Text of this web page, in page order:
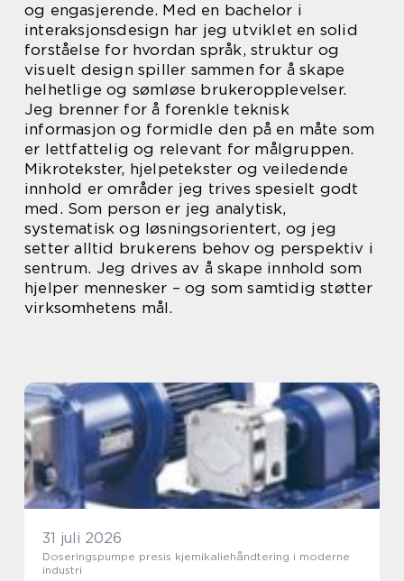
og engasjerende. Med en bachelor i
interaksjonsdesign har jeg utviklet en solid
forståelse for hvordan språk, struktur og
visuelt design spiller sammen for å skape
helhetlige og sømløse brukeropplevelser.
Jeg brenner for å forenkle teknisk
informasjon og formidle den på en måte som
er lettfattelig og relevant for målgruppen.
Mikrotekster, hjelpetekster og veiledende
innhold er områder jeg trives spesielt godt
med. Som person er jeg analytisk,
systematisk og løsningsorientert, og jeg
setter alltid brukerens behov og perspektiv i
sentrum. Jeg drives av å skape innhold som
hjelper mennesker – og som samtidig støtter
virksomhetens mål.
31 juli 2026
Doseringspumpe presis kjemikaliehåndtering i moderne
industri